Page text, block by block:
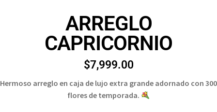
ARREGLO
CAPRICORNIO
$7,999.00
Hermoso arreglo en caja de lujo extra grande adornado con 300
flores de temporada.